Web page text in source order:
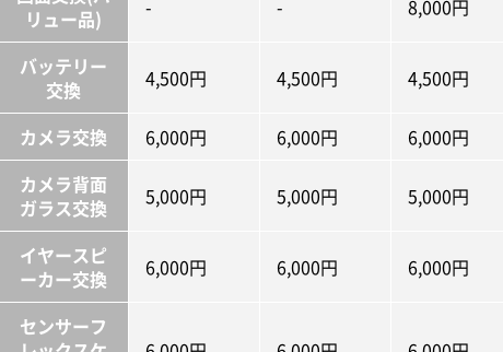
リュー品)
- - 8,000円
バッテリー
交換
4,500円 4,500円 4,500円
カメラ交換 6,000円 6,000円 6,000円
カメラ背面
ガラス交換
5,000円 5,000円 5,000円
イヤースピ
ーカー交換
6,000円 6,000円 6,000円
センサーフ